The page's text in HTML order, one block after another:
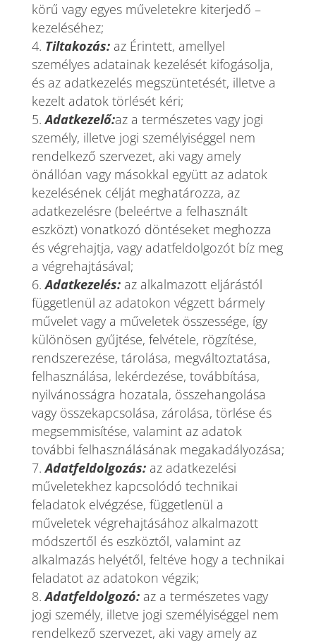
körű vagy egyes műveletekre kiterjedő –
kezeléséhez;
Tiltakozás:az Érintett, amellyel
személyes adatainak kezelését kifogásolja,
és az adatkezelés megszüntetését, illetve a
kezelt adatok törlését kéri;
Adatkezelő:az a természetes vagy jogi
személy, illetve jogi személyiséggel nem
rendelkező szervezet, aki vagy amely
önállóan vagy másokkal együtt az adatok
kezelésének célját meghatározza, az
adatkezelésre (beleértve a felhasznált
eszközt) vonatkozó döntéseket meghozza
és végrehajtja, vagy adatfeldolgozót bíz meg
a végrehajtásával;
Adatkezelés: az alkalmazott eljárástól
függetlenül az adatokon végzett bármely
művelet vagy a műveletek összessége, így
különösen gyűjtése, felvétele, rögzítése,
rendszerezése, tárolása, megváltoztatása,
felhasználása, lekérdezése, továbbítása,
nyilvánosságra hozatala, összehangolása
vagy összekapcsolása, zárolása, törlése és
megsemmisítése, valamint az adatok
további felhasználásának megakadályozása;
Adatfeldolgozás:az adatkezelési
műveletekhez kapcsolódó technikai
feladatok elvégzése, függetlenül a
műveletek végrehajtásához alkalmazott
módszertől és eszköztől, valamint az
alkalmazás helyétől, feltéve hogy a technikai
feladatot az adatokon végzik;
Adatfeldolgozó: az a természetes vagy
jogi személy, illetve jogi személyiséggel nem
rendelkező szervezet, aki vagy amely az